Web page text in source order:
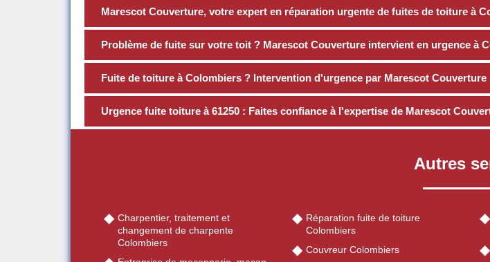
Marescot Couverture, votre expert en réparation urgente de fuites de toiture à
Problème de fuite sur votre toit ? Marescot Couverture intervient en urgence à
Fuite de toiture à Colombiers ? Intervention d'urgence par Marescot Couverture
Urgence fuite toiture à 61250 : Faites confiance à l'expertise de Marescot
Autres
Charpentier, traitement et
changement de charpente
Colombiers
Réparation fuite de toiture
Colombiers
Couvreur Colombiers